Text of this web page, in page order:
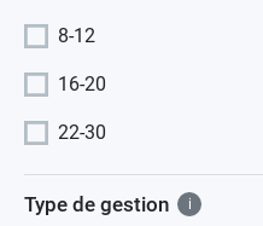
8-12
16-20
22-30
Type de gestion i